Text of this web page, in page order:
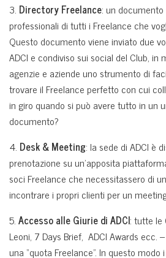
3. Directory Freelance: un
professionali di tutti i Freelance che
Questo documento viene inviato due
ADCI e condiviso sui social del Club, in
agenzie e aziende uno strumento di
trovare il Freelance perfetto con cui
in giro quando si può avere tutto in un
documento?
4. Desk & Meeting: la sede di ADCI è
prenotazione su un’apposita
soci Freelance che necessitassero di
incontrare i propri clienti per un
5.Accesso alle Giurie di ADCI: tutte le
Leoni, 7 Days Brief, ADCI Awards ecc.
una “quota Freelance”. In questo